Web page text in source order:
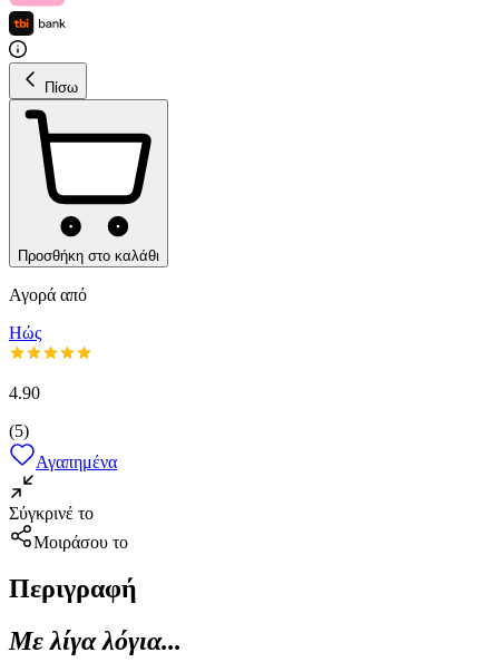
Πίσω
Προσθήκη στο καλάθι
Αγορά από
Ηώς
4.90
(5)
Αγαπημένα
Σύγκρινέ το
Μοιράσου το
Περιγραφή
Με λίγα λόγια...